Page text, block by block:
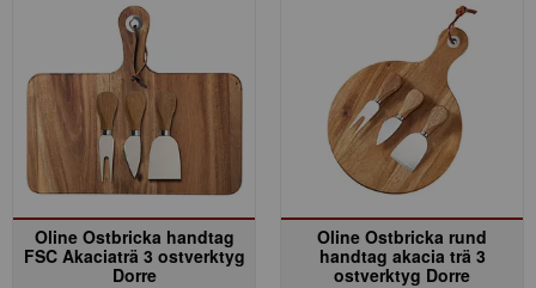
Oline Ostbricka handtag
FSC Akaciaträ 3 ostverktyg
Dorre
Oline Ostbricka rund
handtag akacia trä 3
ostverktyg Dorre